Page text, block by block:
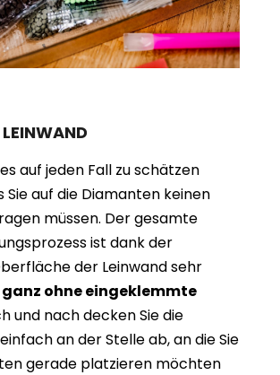
auf jeden Fall zu schätzen
Sie auf die Diamanten keinen
müssen. Der gesamte
ist dank der
der Leinwand sehr
ganz ohne eingeklemmte
und nach decken Sie die
an der Stelle ab, an die Sie
gerade platzieren möchten